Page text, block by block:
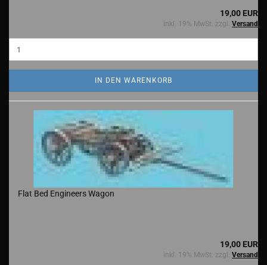
19,00 EUR
inkl. 19% MwSt. zzgl. Versand
IN DEN WARENKORB
Flat Bed Engineers Wagon
19,00 EUR
inkl. 19% MwSt. zzgl. Versand